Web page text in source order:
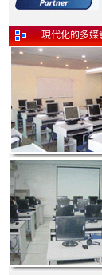
現代化的多媒